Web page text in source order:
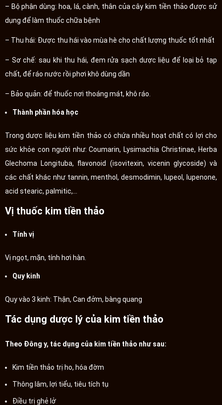
– Bộ phận dùng: hoa, lá, cành, thân của cây kim tiền thảo được sử
dụng để làm thuốc chữa bệnh
– Thu hái: Được thu hái vào mùa hè cho chất lượng thuốc tốt nhất
– Sơ chế: sau khi thu hái, đem rửa sạch dược liệu để loại bỏ tạp
chất, để ráo nước rồi phơi khô dùng dần
– Bảo quản: để thuốc nơi thoáng mát, khô ráo.
Thành phần hóa học
Trong dược liệu kim tiền thảo có chứa nhiều hoạt chất có lợi cho
sức khỏe con người như: Coumarin, Lysimachia Christinae, Herba
Glechoma Longituba, flavonoid (isovitexin, vicenin glycoside) và
các chất khác như tannin, menthol, desmodimin, lupeol, lupenone,
acid stearic, palmitic,…
Vị thuốc kim tiền thảo
Tính vị
Vị ngọt, mặn, tính hơi hàn.
Quy kinh
Quy vào 3 kinh: Thận, Can đởm, bàng quang
Tác dụng dược lý của kim tiền thảo
Theo Đông y, tác dụng của kim tiền thảo như sau:
Kim tiền thảo trị ho, hóa đờm
Thông lâm, lợi tiểu, tiêu tích tụ
Điều trị ghẻ lở